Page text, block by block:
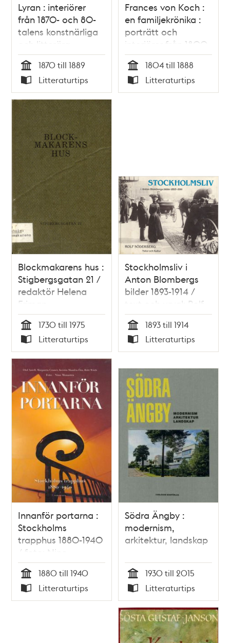
Lyran : interiörer
från 1870- och 80-
talens konstnärliga
och litterära
Stockholm / Lotten
Dahlgren
Tid
1870 till 1889
Typ
Litteraturtips
Frances von Koch :
en familjekrönika :
porträtt och
interiörer från 1800-
talets engelska och
svenska
kulturkretsar /
Lotten Dahlgren
Tid
1804 till 1888
Typ
Litteraturtips
Blockmakarens hus :
Stigbergsgatan 21 /
redaktör Helena
Friman
Tid
1730 till 1975
Typ
Litteraturtips
Stockholmsliv i
Anton Blombergs
bilder 1893-1914 /
text och urval: Rolf
Söderberg
Tid
1893 till 1914
Typ
Litteraturtips
Innanför portarna :
Stockholms
trapphus 1880-1940
/ foto: Nino
Monastra ; text:
Olof Antell m.fl.
Tid
1880 till 1940
Typ
Litteraturtips
Södra Ängby :
modernism,
arkitektur, landskap
Tid
1930 till 2015
Typ
Litteraturtips